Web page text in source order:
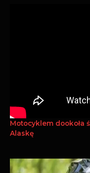
Motocyklem dookoła
Alaskę